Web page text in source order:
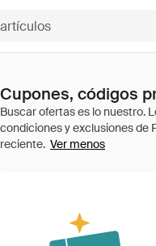
Cupones, códigos
Ver menos